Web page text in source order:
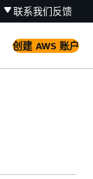
联系我们反馈
创建 AWS 账户